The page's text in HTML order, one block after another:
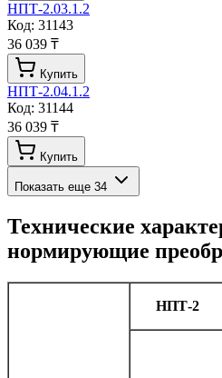
НПТ-2.03.1.2
Код: 31143
36 039 ₸
Купить
НПТ-2.04.1.2
Код: 31144
36 039 ₸
Купить
Показать еще 34
Технические
нормирующие
НПТ-2